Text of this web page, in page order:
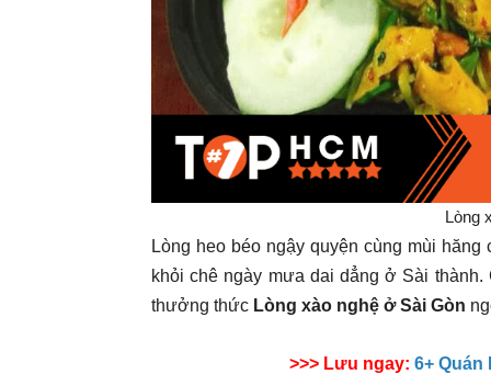
Lòng
Lòng heo béo ngậy quyện cùng mùi
khỏi chê ngày mưa dai dẳng ở Sài
thưởng thức Lòng xào nghệ ở Sài Gòn
>>> Lưu ngay: 6+ Quán